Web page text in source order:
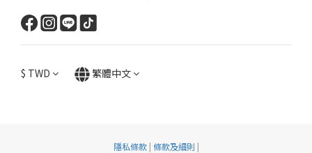
$ TWD 繁體中文
隱私條款| 條款及細則 |